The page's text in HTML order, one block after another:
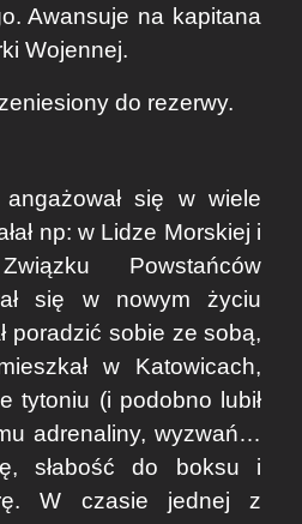
Awansuje na kapitana
Wojennej.
do rezerwy.
się w wiele
np: w Lidze Morskiej i
Powstańców
się w nowym życiu
poradzić sobie ze sobą,
w Katowicach,
tytoniu (i podobno lubił
adrenaliny, wyzwań…
słabość do boksu i
W czasie jednej z